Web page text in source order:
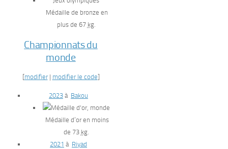
Médaille de bronze en
plus de 67 kg.
Championnats du
monde
[modifier| modifier le code]
2023 à Bakou
Médaille d’or en moins
de 73 kg.
2021 à Riyad